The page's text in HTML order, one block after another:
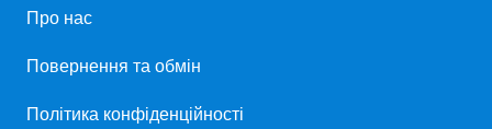
Про нас
Повернення та обмін
Політика конфіденційності